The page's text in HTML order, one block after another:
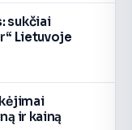
sukčiai
Lietuvoje
ir kainą